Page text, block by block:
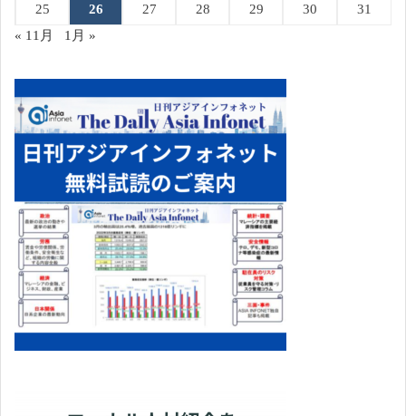
25 26 27 28 29 30
31
« 11月
1月 »